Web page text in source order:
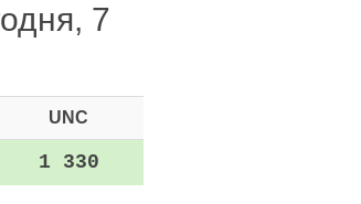
7
UNC
1 330